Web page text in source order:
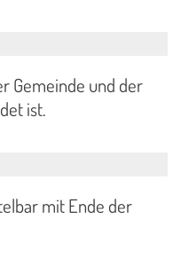
Gemeinde und der
ist.
mit Ende der